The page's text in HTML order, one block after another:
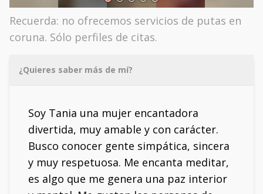
Recuerda: no ofrecemos servicios de putas en
coruna. Sólo perfiles de citas.
¿Quieres saber más de mí?
Soy Tania una mujer encantadora
divertida, muy amable y con carácter.
Busco conocer gente simpática, sincera
y muy respetuosa. Me encanta meditar,
es algo que me genera una paz interior